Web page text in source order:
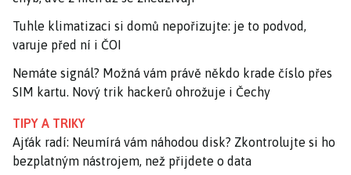
Tuhle klimatizaci si domů nepořizujte: je to podvod,
varuje před ní i ČOI
Nemáte signál? Možná vám právě někdo krade číslo přes
SIM kartu. Nový trik hackerů ohrožuje i Čechy
TIPY A TRIKY
Ajťák radí: Neumírá vám náhodou disk? Zkontrolujte si ho
bezplatným nástrojem, než přijdete o data